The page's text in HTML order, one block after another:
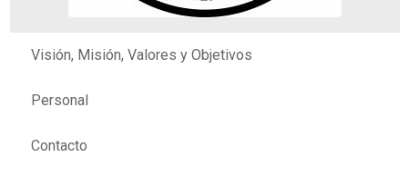
Visión, Misión, Valores y Objetivos
Personal
Contacto